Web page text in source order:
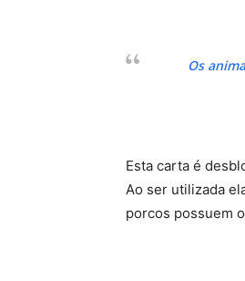
Os
Esta carta é
Ao ser utilizada
porcos possuem